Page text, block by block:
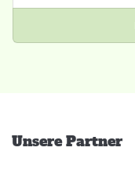
Unsere Partner